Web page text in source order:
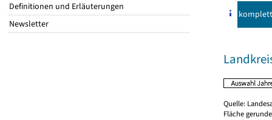
Definitionen und Erläuterungen
Newsletter
komplett
Quelle:
Fläche